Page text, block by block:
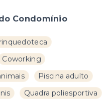
Condomínio
Coworking
Piscina adulto
Quadra poliesportiva